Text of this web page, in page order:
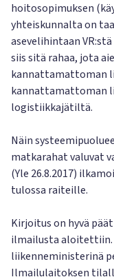
hoitosopimuksen
yhteiskunnalta on
asevelihintaan
siis sitä rahaa, jota
kannattamattoman
kannattamattoman
logistiikkajätiltä.
Näin
matkarahat valuvat
(Yle 26.8.2017)
tulossa raiteille.
Kirjoitus on hyvä
ilmailusta aloitettiin.
liikenneministerinä
Ilmailulaitoksen